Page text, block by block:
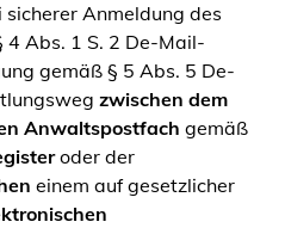
sicherer Anmeldung des
4 Abs. 1 S. 2 De-Mail-
gemäß § 5 Abs. 5 De-
zwischen dem
Anwaltspostfach gemäß
oder der
einem auf gesetzlicher